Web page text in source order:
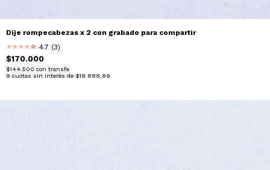
Dije rompecabezas x 2 con grabado para compartir
★★★★★
★ 4.7 (3)
$170.000
$144.500 con transfe
9 cuotas sin interés de $18.888,89